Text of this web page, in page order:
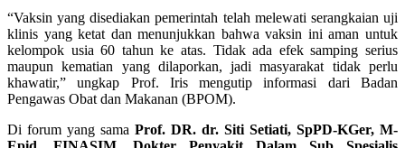
“Vaksin yang disediakan pemerintah telah melewati serangkaian uji
klinis yang ketat dan menunjukkan bahwa vaksin ini aman untuk
kelompok usia 60 tahun ke atas. Tidak ada efek samping serius
maupun kematian yang dilaporkan, jadi masyarakat tidak perlu
khawatir,” ungkap Prof. Iris mengutip informasi dari Badan
Pengawas Obat dan Makanan (BPOM).
Di forum yang sama Prof. DR. dr. Siti Setiati, SpPD-KGer, M-